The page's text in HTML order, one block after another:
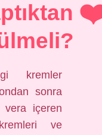
kremler
sonra
vera içeren
ve